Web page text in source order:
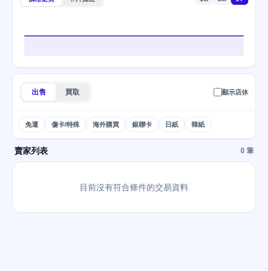
出售 買取 顯示店休
免運 傷卡/特殊 海外購買 銀聯卡 日紙 韓紙
賣家列表 0 筆
目前沒有符合條件的交易資料